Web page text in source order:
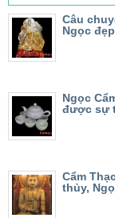
Câu
Ngọc
Ngọc
được sự
Cẩm
thủy,